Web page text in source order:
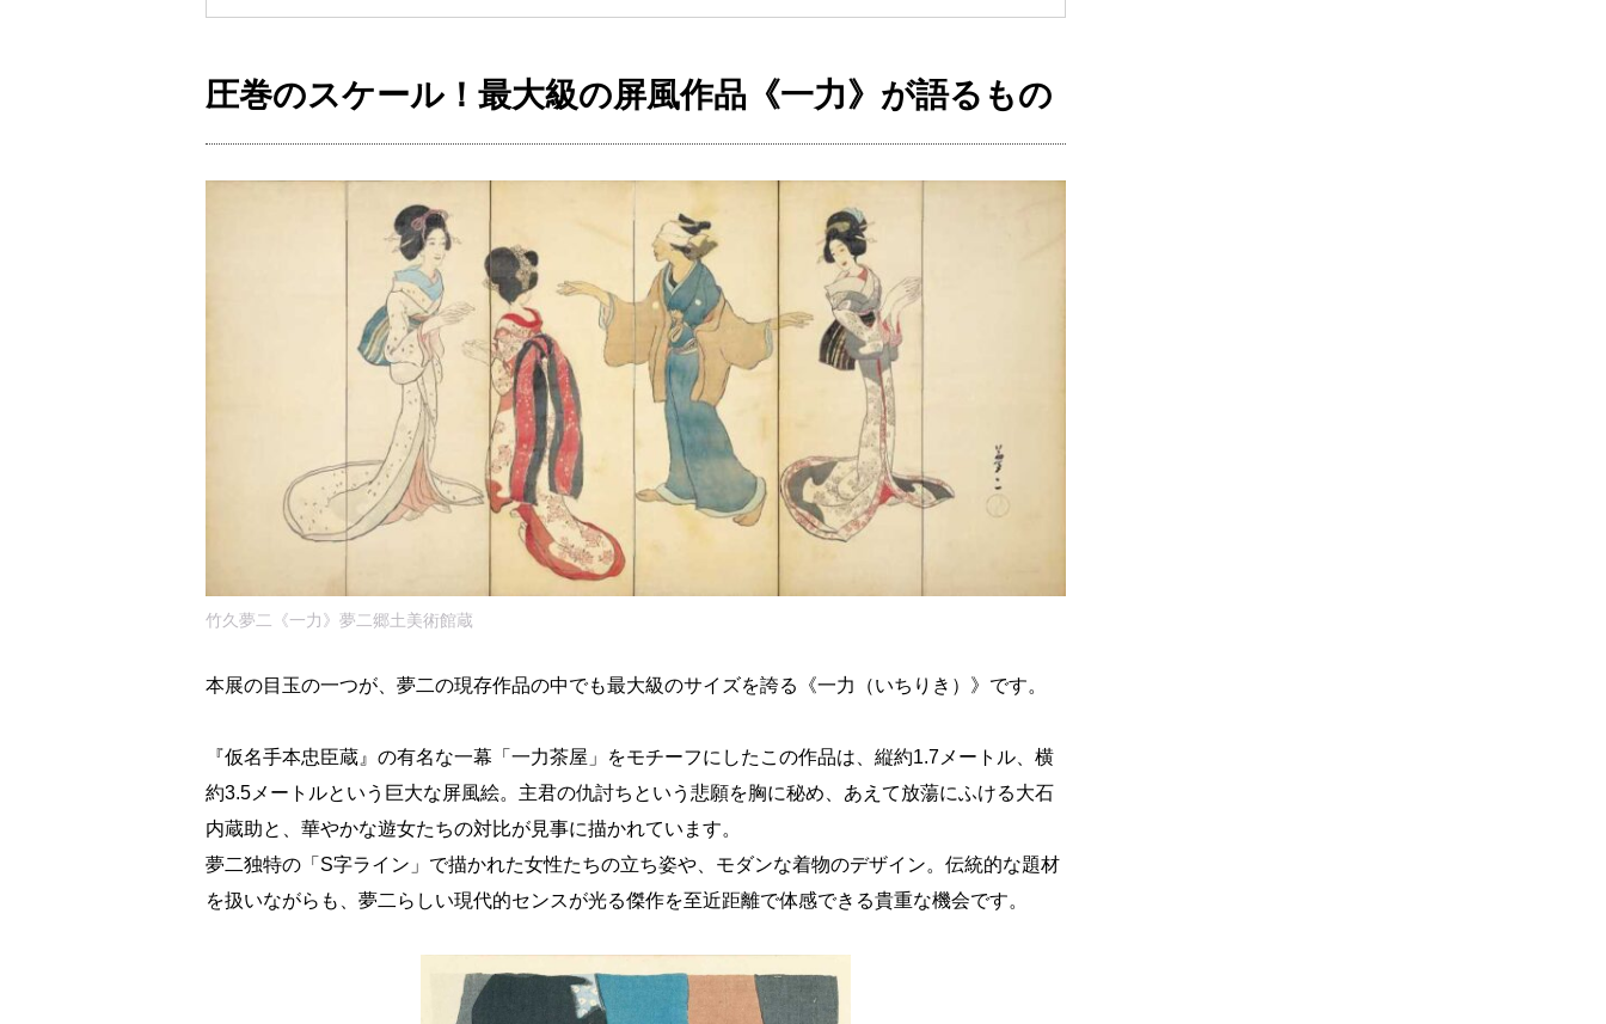
圧巻のスケール！最大級の屏風作品《一力》が語るもの
竹久夢二《一力》夢二郷土美術館蔵
本展の目玉の一つが、夢二の現存作品の中でも最大級のサイズを誇る《一力（いちりき）》です。
『仮名手本忠臣蔵』の有名な一幕「一力茶屋」をモチーフにしたこの作品は、縦約1.7メートル、横
約3.5メートルという巨大な屏風絵。主君の仇討ちという悲願を胸に秘め、あえて放蕩にふける大石
内蔵助と、華やかな遊女たちの対比が見事に描かれています。
夢二独特の「S字ライン」で描かれた女性たちの立ち姿や、モダンな着物のデザイン。伝統的な題材
を扱いながらも、夢二らしい現代的センスが光る傑作を至近距離で体感できる貴重な機会です。